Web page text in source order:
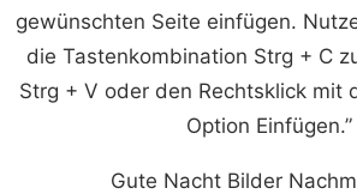
gewünschten Seite einfügen.
die Tastenkombination Strg + C
Strg + V oder den Rechtsklick mit
Option Einfügen.”
Gute Nacht Bilder